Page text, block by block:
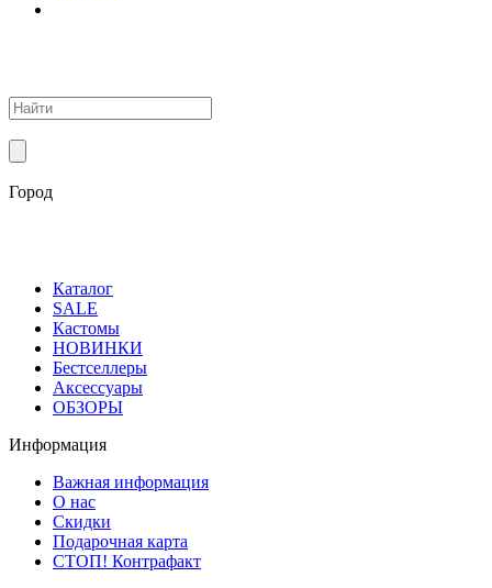
Город
Каталог
SALE
Кастомы
НОВИНКИ
Бестселлеры
Аксессуары
ОБЗОРЫ
Информация
Важная информация
О нас
Скидки
Подарочная карта
СТОП! Контрафакт